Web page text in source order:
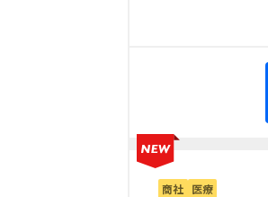
商社 医療